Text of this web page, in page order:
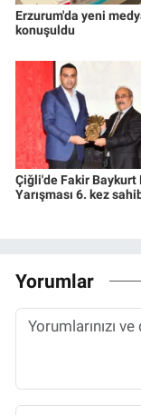
Erzurum'da yeni
konuşuldu
Çiğli'de Fakir Baykurt
Yarışması 6. kez
Yorumlar